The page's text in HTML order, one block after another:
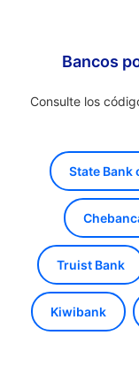
Bancos
Consulte los
State Bank
Truist Bank
Kiwibank